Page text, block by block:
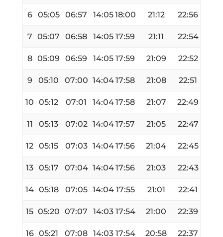
6 05:05 06:57 14:0518:00 21:12 22:56
7 05:07 06:58 14:05 17:59 21:11 22:54
8 05:09 06:59 14:05 17:59 21:09 22:52
9 05:10 07:00 14:0417:58 21:08 22:51
10 05:12 07:01 14:0417:58 21:07 22:49
11 05:13 07:02 14:0417:57 21:05 22:47
12 05:15 07:03 14:0417:56 21:04 22:45
13 05:17 07:04 14:0417:56 21:03 22:43
14 05:18 07:05 14:04 17:55 21:01 22:41
15 05:20 07:07 14:03 17:54 21:00 22:39
16 05:21 07:08 14:03 17:54 20:58 22:37